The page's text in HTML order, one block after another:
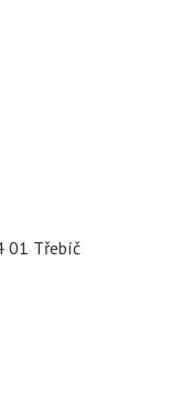
01 Třebíč